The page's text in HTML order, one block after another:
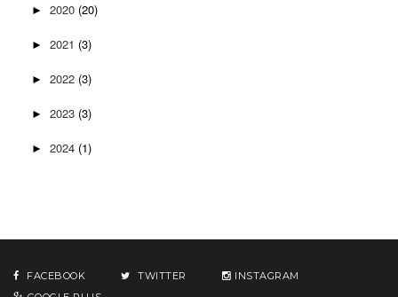
► 2020 (20)
► 2021 (3)
► 2022 (3)
► 2023 (3)
► 2024 (1)
FACEBOOK TWITTER
INSTAGRAM